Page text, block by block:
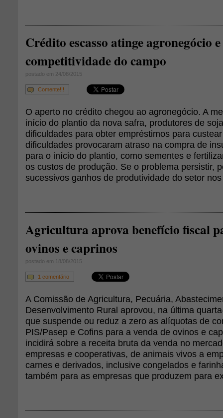
Crédito escasso atinge agronegócio
competitividade do campo
postado em 24/08/2015
Comente!!!
O aperto no crédito chegou ao agronegócio. A
início do plantio da nova safra, produtores de
dificuldades para obter empréstimos para
dificuldades provocaram atraso na compra de
para o início do plantio, como sementes e
os custos de produção. Se o problema persistir,
sucessivos ganhos de produtividade do setor
Agricultura aprova benefício fiscal
ovinos e caprinos
postado em 18/08/2015
1 comentário
A Comissão de Agricultura, Pecuária,
Desenvolvimento Rural aprovou, na última
que suspende ou reduz a zero as alíquotas de
PIS/Pasep e Cofins para a venda de ovinos e
incidirá sobre a receita bruta da venda no
empresas e cooperativas, de animais vivos a
carnes e derivados, inclusive congelados e
também para as empresas que produzem para